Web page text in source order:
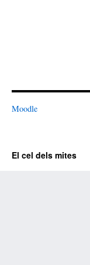
Moodle
El cel dels mites